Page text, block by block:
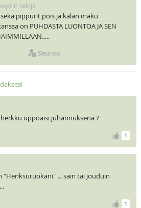
tekijä
pippurit pois ja kalan maku
on PUHDASTA LUONTOA JA SEN
Seuraa
uppoaisi juhannuksena ?
1
"Henksuruokani" ... sain tai jouduin
1